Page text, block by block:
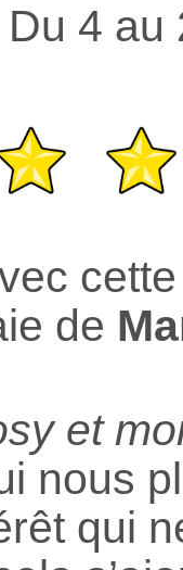
Du 4 au
de
et
nous
qui